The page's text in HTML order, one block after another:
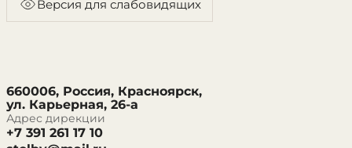
Версия для слабовидящих
660006, Россия, Красноярск,
ул. Карьерная, 26-а
Адрес дирекции
+7 391 261 17 10